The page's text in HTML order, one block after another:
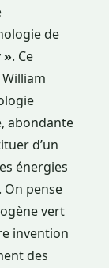
de
». Ce
abondante
d’un
énergies
pense
vert
invention
des